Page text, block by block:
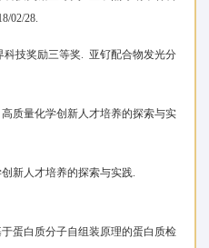
02/28.
技奖励三等奖. 亚钌配合物发光分
质量化学创新人才培养的探索与实
新人才培养的探索与实践.
蛋白质分子自组装原理的蛋白质检